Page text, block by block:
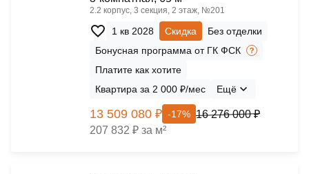
2.2 корпус, 3 секция, 2 этаж, №201
1 кв 2028 Скидка
Без отделки
Бонусная программа от ГК ФСК
Платите как хотите
Квартира за 2 000 ₽/мес
Ещё
13 509 080 ₽ -17% 16 276 000 ₽
207 832 ₽ за м²